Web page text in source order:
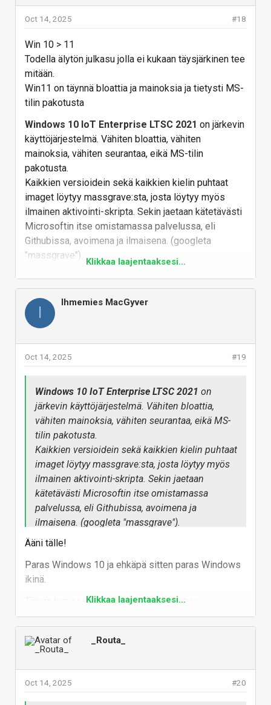
#18
Oct 14, 2025
Win 10 > 11
Todella älytön julkasu jolla ei kukaan täysjärkinen tee
mitään.
Win11 on täynnä bloattia ja mainoksia ja tietysti MS-
tilin pakotusta
Windows 10 IoT Enterprise LTSC 2021 on järkevin
käyttöjärjestelmä. Vähiten bloattia, vähiten
mainoksia, vähiten seurantaa, eikä MS-tilin
pakotusta.
Kaikkien versioidein sekä kaikkien kielin puhtaat
imaget löytyy massgrave:sta, josta löytyy myös
ilmainen aktivointi-skripta. Sekin jaetaan kätetävästi
Microsoftin itse omistamassa palvelussa, eli
Githubissa, avoimena ja ilmaisena. (googleta
"massgrave").
Win11 vahva skipppppppppppp
Ehkä win12 on sitten taas järkevä, ei voi tietää. Mutta
Win10 kannattaa käyttää 2032 saakka ainakin. 2032
vuoteen saakka tulee tietoturvapäivitykset tuohon
Vastaa
Klikkaa laajentaaksesi...
Ihmemies MacGyver
#19
Oct 14, 2025
Windows 10 IoT Enterprise LTSC 2021 on
järkevin käyttöjärjestelmä. Vähiten bloattia,
vähiten mainoksia, vähiten seurantaa, eikä MS-
tilin pakotusta.
Kaikkien versioidein sekä kaikkien kielin puhtaat
imaget löytyy massgrave:sta, josta löytyy myös
ilmainen aktivointi-skripta. Sekin jaetaan
kätetävästi Microsoftin itse omistamassa
palvelussa, eli Githubissa, avoimena ja
ilmaisena. (googleta "massgrave").
Ääni tälle!
Paras Windows 10 ja ehkäpä sitten paras Windows
ikinä.
Tämän kun asentaa, niin se juurikin tuntuu
"käyttöjärjestelmälle", eli vain pakollinen tulee
mukana, kaiken lopun saat itse valita mitä asennat
ilman tyrkytystä ja pakotusta.
koska sitä "mainoskauppaa", eli MS Storea ei edes
tule vakiona mukana (saa kyllä asennettua, jos
Klikkaa laajentaaksesi...
_Routa_
#20
Oct 14, 2025